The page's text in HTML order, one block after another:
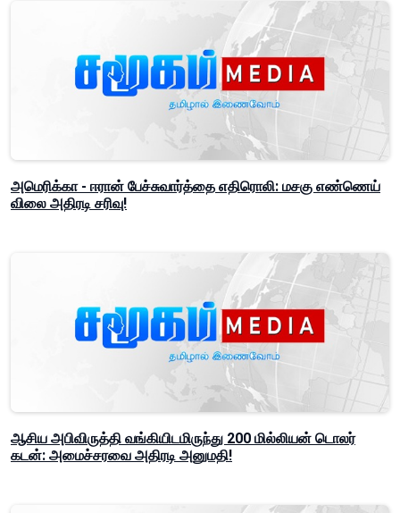
அமெரிக்கா - ஈரான் பேச்சுவார்த்தை எதிரொலி: மசகு எண்ணெய்
விலை அதிரடி சரிவு!
ஆசிய அபிவிருத்தி வங்கியிடமிருந்து 200 மில்லியன் டொலர்
கடன்: அமைச்சரவை அதிரடி அனுமதி!